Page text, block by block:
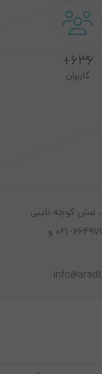
پورتشبکه
و رستوران ها و
به راحتی می
باشد را ا روی میز محل کار،
636+
کاربران
نبش کوچه نایبی
پلاک 338 طبقه 1 واحد1 تلفن 66975538-021و66497138-021 و